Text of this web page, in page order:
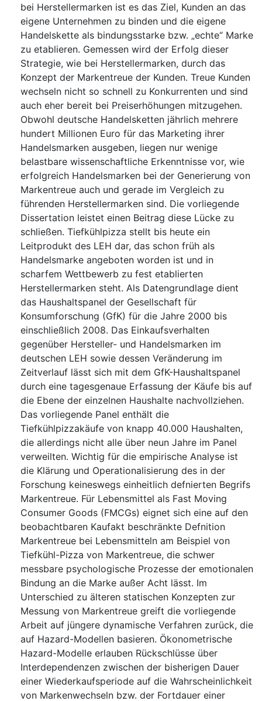
bei Herstellermarken ist es das Ziel, Kunden an das
eigene Unternehmen zu binden und die eigene
Handelskette als bindungsstarke bzw. „echte“ Marke
zu etablieren. Gemessen wird der Erfolg dieser
Strategie, wie bei Herstellermarken, durch das
Konzept der Markentreue der Kunden. Treue Kunden
wechseln nicht so schnell zu Konkurrenten und sind
auch eher bereit bei Preiserhöhungen mitzugehen.
Obwohl deutsche Handelsketten jährlich mehrere
hundert Millionen Euro für das Marketing ihrer
Handelsmarken ausgeben, liegen nur wenige
belastbare wissenschaftliche Erkenntnisse vor, wie
erfolgreich Handelsmarken bei der Generierung von
Markentreue auch und gerade im Vergleich zu
führenden Herstellermarken sind. Die vorliegende
Dissertation leistet einen Beitrag diese Lücke zu
schließen. Tiefkühlpizza stellt bis heute ein
Leitprodukt des LEH dar, das schon früh als
Handelsmarke angeboten worden ist und in
scharfem Wettbewerb zu fest etablierten
Herstellermarken steht. Als Datengrundlage dient
das Haushaltspanel der Gesellschaft für
Konsumforschung (GfK) für die Jahre 2000 bis
einschließlich 2008. Das Einkaufsverhalten
gegenüber Hersteller- und Handelsmarken im
deutschen LEH sowie dessen Veränderung im
Zeitverlauf lässt sich mit dem GfK-Haushaltspanel
durch eine tagesgenaue Erfassung der Käufe bis auf
die Ebene der einzelnen Haushalte nachvollziehen.
Das vorliegende Panel enthält die
Tiefkühlpizzakäufe von knapp 40.000 Haushalten,
die allerdings nicht alle über neun Jahre im Panel
verweilten. Wichtig für die empirische Analyse ist
die Klärung und Operationalisierung des in der
Forschung keineswegs einheitlich defnierten Begrifs
Markentreue. Für Lebensmittel als Fast Moving
Consumer Goods (FMCGs) eignet sich eine auf den
beobachtbaren Kaufakt beschränkte Defnition
Markentreue bei Lebensmitteln am Beispiel von
Tiefkühl-Pizza von Markentreue, die schwer
messbare psychologische Prozesse der emotionalen
Bindung an die Marke außer Acht lässt. Im
Unterschied zu älteren statischen Konzepten zur
Messung von Markentreue greift die vorliegende
Arbeit auf jüngere dynamische Verfahren zurück, die
auf Hazard-Modellen basieren. Ökonometrische
Hazard-Modelle erlauben Rückschlüsse über
Interdependenzen zwischen der bisherigen Dauer
einer Wiederkaufsperiode auf die Wahrscheinlichkeit
von Markenwechseln bzw. der Fortdauer einer